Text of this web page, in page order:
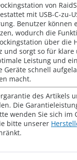
von
mit USB-C-zu-
Benutzer
wodurch die
über die
und sorgt so für
Leistung und
Geräte schnell
macht.
des Artikels
Die
wenden Sie sich
bitte unserer